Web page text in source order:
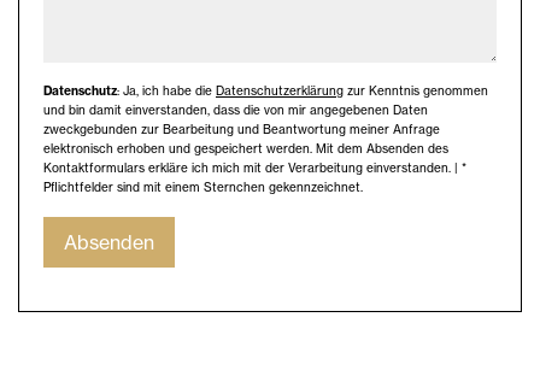
Datenschutz: Ja, ich habe die Datenschutzerklärung zur Kenntnis genommen
und bin damit einverstanden, dass die von mir angegebenen Daten
zweckgebunden zur Bearbeitung und Beantwortung meiner Anfrage
elektronisch erhoben und gespeichert werden. Mit dem Absenden des
Kontaktformulars erkläre ich mich mit der Verarbeitung einverstanden. | *
Pflichtfelder sind mit einem Sternchen gekennzeichnet.
Absenden